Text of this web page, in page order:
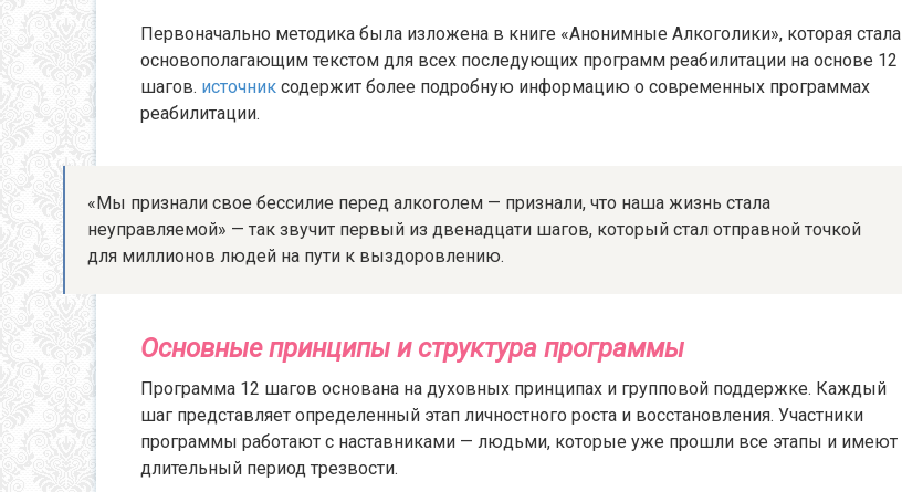
Первоначально методика была изложена в книге «Анонимные Алкоголики», которая стала
основополагающим текстом для всех последующих программ реабилитации на основе 12
шагов. источник содержит более подробную информацию о современных программах
реабилитации.
«Мы признали свое бессилие перед алкоголем — признали, что наша жизнь стала
неуправляемой» — так звучит первый из двенадцати шагов, который стал отправной точкой
для миллионов людей на пути к выздоровлению.
Основные принципы и структура программы
Программа 12 шагов основана на духовных принципах и групповой поддержке. Каждый
шаг представляет определенный этап личностного роста и восстановления. Участники
программы работают с наставниками — людьми, которые уже прошли все этапы и имеют
длительный период трезвости.